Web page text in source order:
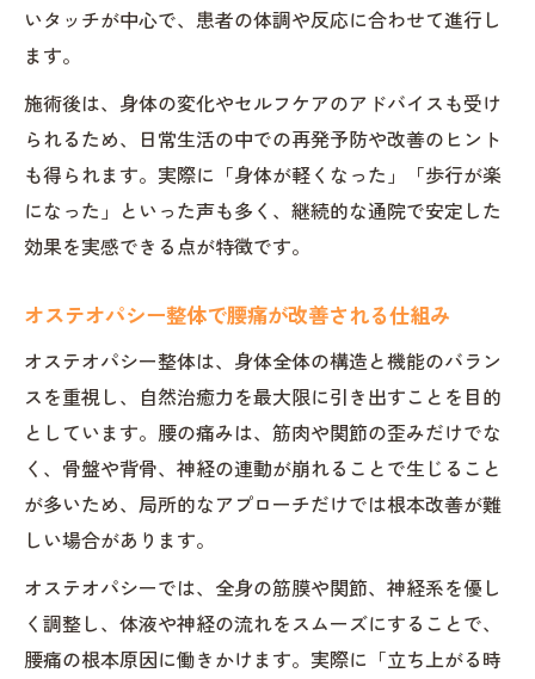
いタッチが中心で、患者の体調や反応に合わせて進行し
ます。
施術後は、身体の変化やセルフケアのアドバイスも受け
られるため、日常生活の中での再発予防や改善のヒント
も得られます。実際に「身体が軽くなった」「歩行が楽
になった」といった声も多く、継続的な通院で安定した
効果を実感できる点が特徴です。
オステオパシー整体で腰痛が改善される仕組み
オステオパシー整体は、身体全体の構造と機能のバラン
スを重視し、自然治癒力を最大限に引き出すことを目的
としています。腰の痛みは、筋肉や関節の歪みだけでな
く、骨盤や背骨、神経の連動が崩れることで生じること
が多いため、局所的なアプローチだけでは根本改善が難
しい場合があります。
オステオパシーでは、全身の筋膜や関節、神経系を優し
く調整し、体液や神経の流れをスムーズにすることで、
腰痛の根本原因に働きかけます。実際に「立ち上がる時